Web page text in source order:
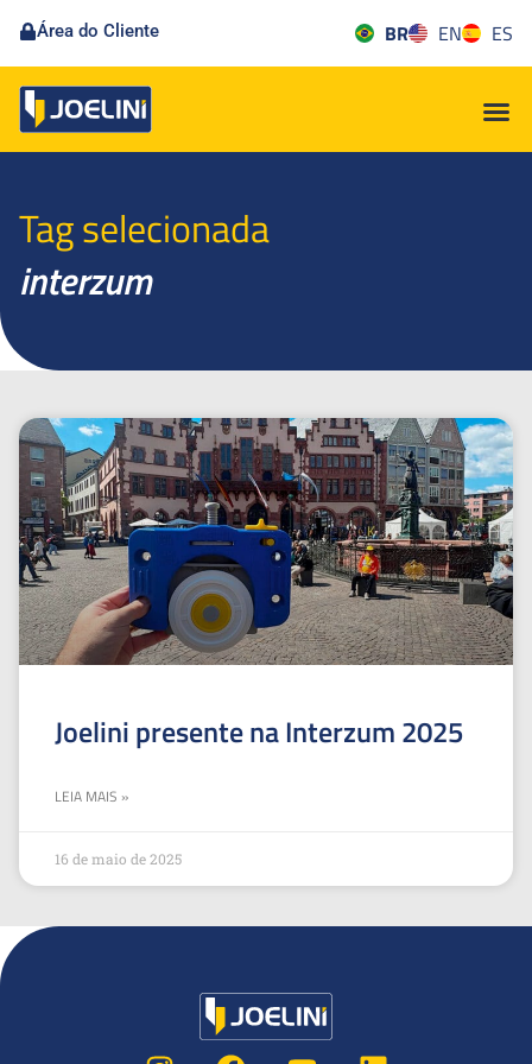
Área do Cliente BR EN ES
Tag selecionada
interzum
Joelini presente na Interzum 2025
LEIA MAIS »
16 de maio de 2025